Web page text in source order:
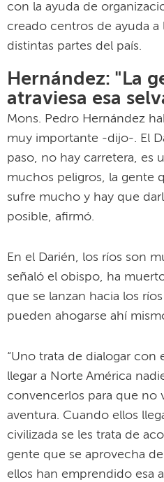
con la ayuda de
creado centros de ayuda a
distintas partes del país.
Hernández: "La
atraviesa esa
Mons. Pedro Hernández
muy importante -dijo-. El
paso, no hay carretera, es
muchos peligros, la gente
sufre mucho y hay que
posible, afirmó.
En el Darién, los ríos son
señaló el obispo, ha
que se lanzan hacia los
pueden ahogarse ahí
“Uno trata de dialogar con
llegar a Norte América
convencerlos para que no
aventura. Cuando ellos
civilizada se les trata de
gente que se aprovecha
ellos han emprendido esa